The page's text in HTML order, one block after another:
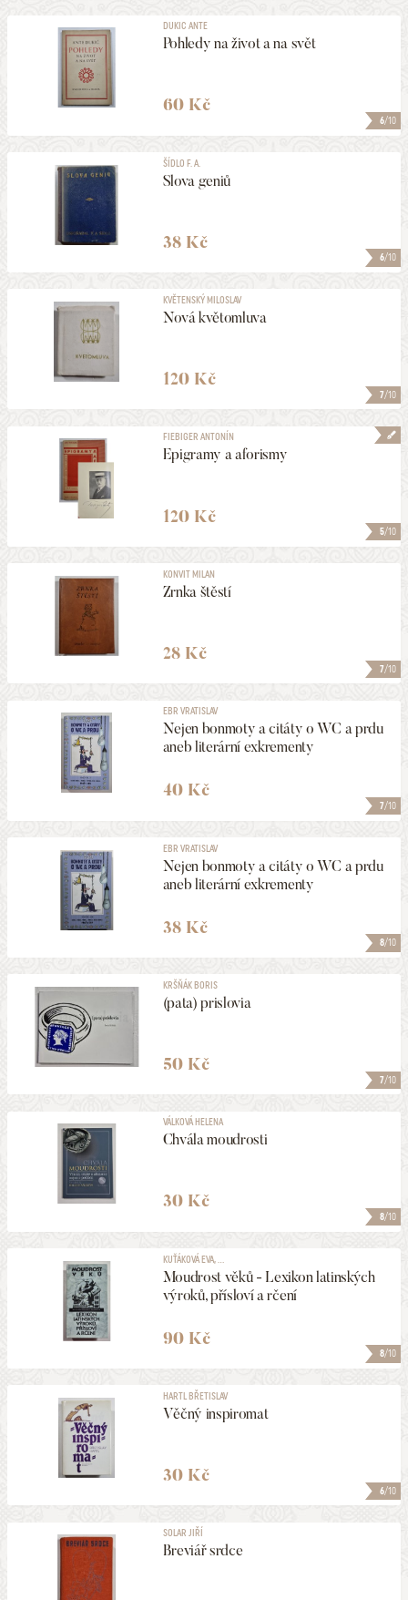
6/10
DUKIC ANTE
Pohledy na život a na svět
60 Kč
6/10
ŠÍDLO F. A.
Slova geniů
38 Kč
7/10
KVĚTENSKÝ MILOSLAV
Nová květomluva
120 Kč
5/10
FIEBIGER ANTONÍN
Epigramy a aforismy
120 Kč
7/10
KONVIT MILAN
Zrnka štěstí
28 Kč
7/10
EBR VRATISLAV
Nejen bonmoty a citáty o WC a prdu
aneb literární exkrementy
40 Kč
8/10
EBR VRATISLAV
Nejen bonmoty a citáty o WC a prdu
aneb literární exkrementy
38 Kč
7/10
KRŠŇÁK BORIS
(pata) prislovia
50 Kč
8/10
VÁLKOVÁ HELENA
Chvála moudrosti
30 Kč
8/10
KUŤÁKOVÁ EVA, ...
Moudrost věků - Lexikon latinských
výroků, přísloví a rčení
90 Kč
6/10
HARTL BŘETISLAV
Věčný inspiromat
30 Kč
SOLAR JIŘÍ
Breviář srdce